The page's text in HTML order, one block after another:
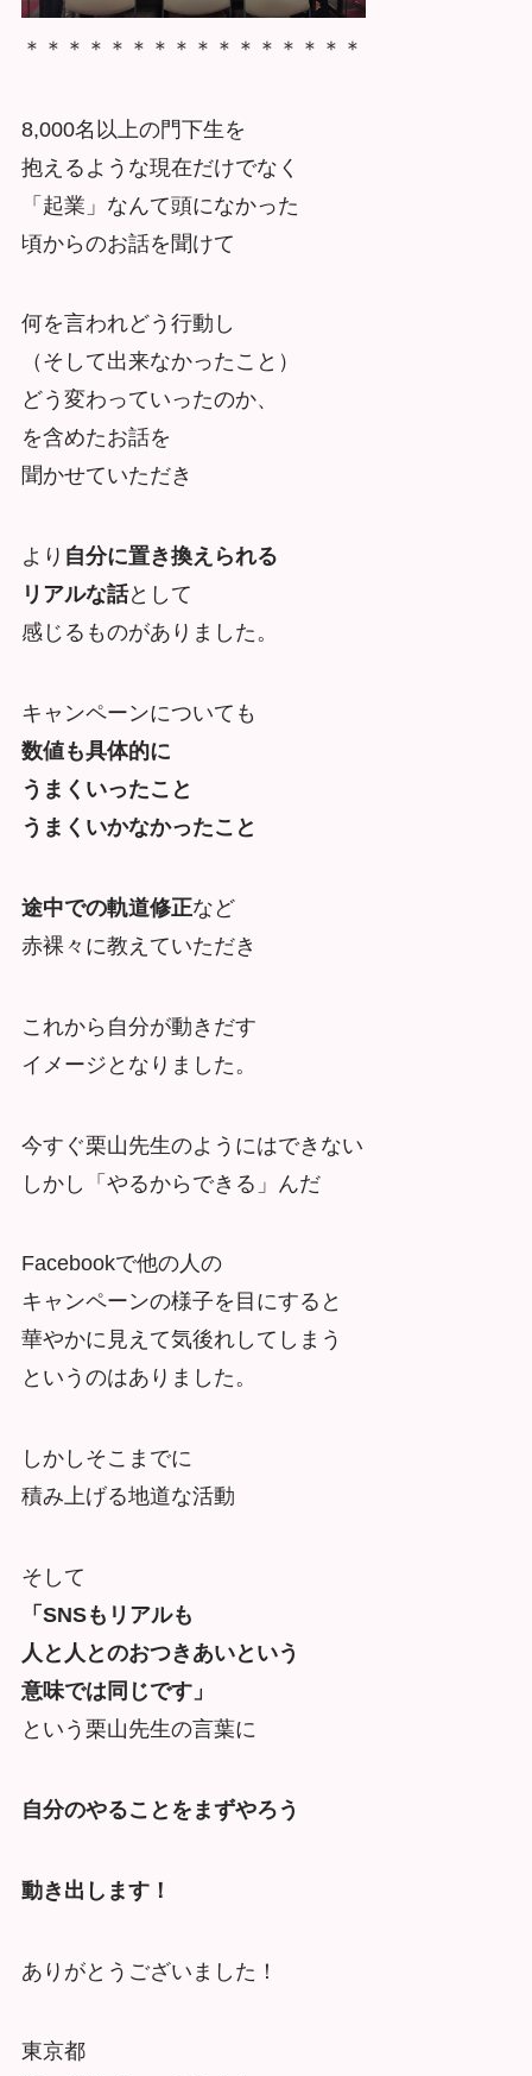
＊＊＊＊＊＊＊＊＊＊＊＊＊＊＊＊
8,000名以上の門下生を
抱えるような現在だけでなく
「起業」なんて頭になかった
頃からのお話を聞けて
何を言われどう行動し
（そして出来なかったこと）
どう変わっていったのか、
を含めたお話を
聞かせていただき
より 自分に置き換えられる
リアルな話として
感じるものがありました。
キャンペーンについても
数値も具体的に
うまくいったこと
うまくいかなかったこと
途中での軌道修正など
赤裸々に教えていただき
これから自分が動きだす
イメージとなりました。
今すぐ栗山先生のようにはできない
しかし「やるからできる」んだ
Facebookで他の人の
キャンペーンの様子を目にすると
華やかに見えて気後れしてしまう
というのはありました。
しかしそこまでに
積み上げる地道な活動
そして
「SNSもリアルも
人と人とのおつきあいという
意味では同じです」
という栗山先生の言葉に
自分のやることをまずやろう
動き出します！
ありがとうございました！
東京都